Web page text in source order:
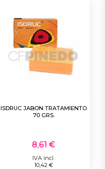
ISDRUC JABON TRATAMIENTO
70 GRS.
8,61 €
IVA incl.
10,42 €